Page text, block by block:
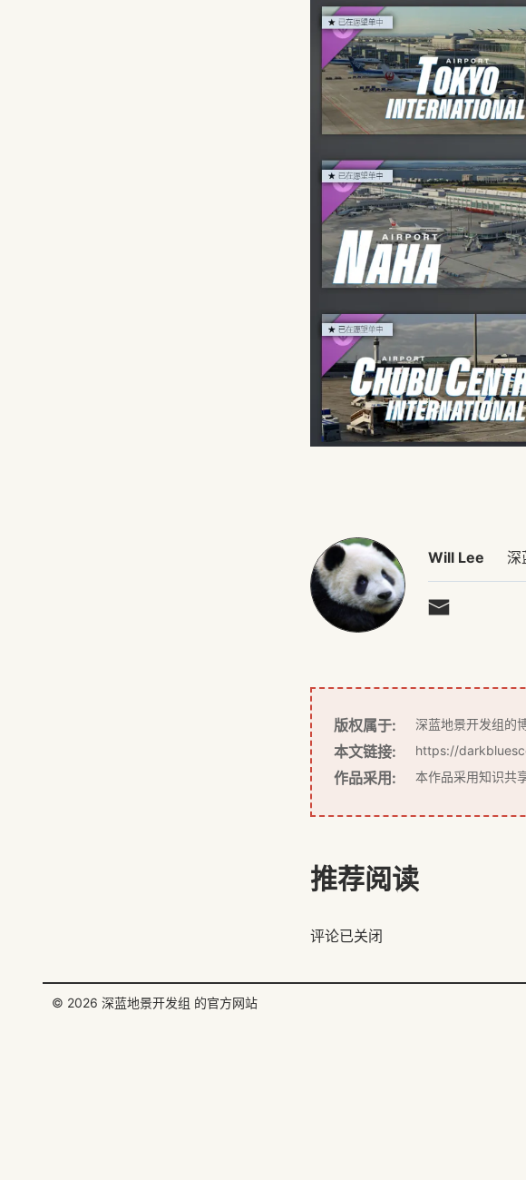
Will Lee 深
版权属于: 深蓝地景开发组的
本文链接: https://
作品采用: 本作品采用知识共
推荐阅读
评论已关闭
© 2026 深蓝地景开发组 的官方网站